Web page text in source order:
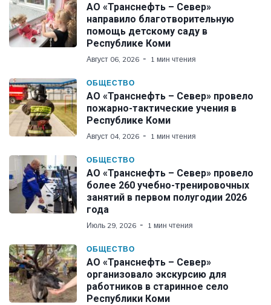
АО «Транснефть – Север»
направило благотворительную
помощь детскому саду в
Республике Коми
Август 06, 2026 1 мин чтения
ОБЩЕСТВО
АО «Транснефть – Север» провело
пожарно-тактические учения в
Республике Коми
Август 04, 2026 1 мин чтения
ОБЩЕСТВО
АО «Транснефть – Север» провело
более 260 учебно-тренировочных
занятий в первом полугодии 2026
года
Июль 29, 2026 1 мин чтения
ОБЩЕСТВО
АО «Транснефть – Север»
организовало экскурсию для
работников в старинное село
Республики Коми